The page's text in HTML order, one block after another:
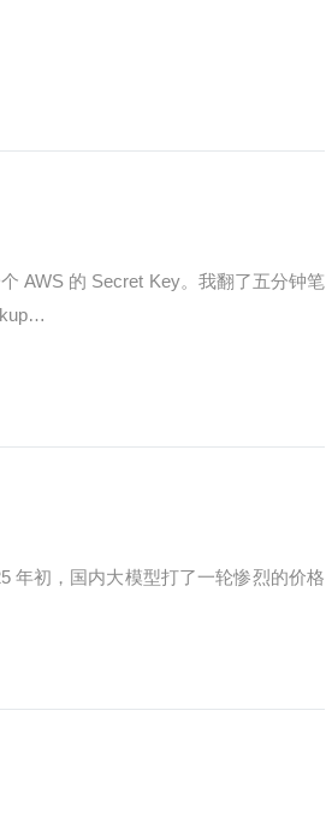
AWS 的 Secret Key。我翻了五分钟笔
年初，国内大模型打了一轮惨烈的价格